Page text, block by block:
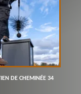
DE CHEMINÉE 34